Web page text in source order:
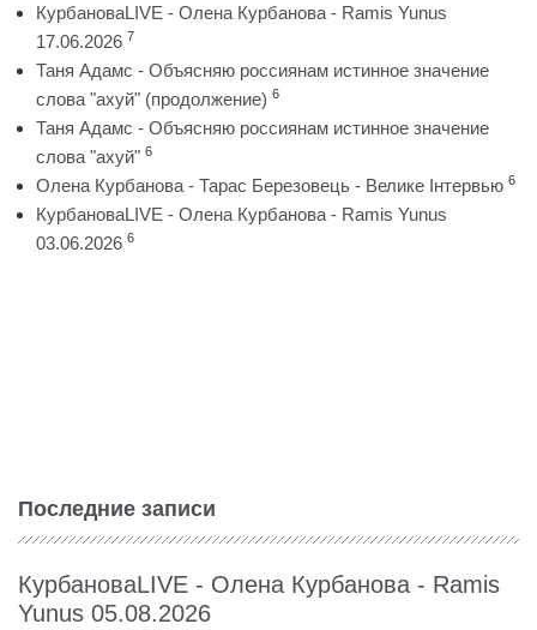
КурбановаLIVE - Олена Курбанова - Ramis Yunus
17.06.2026 7
Таня Адамс - Объясняю россиянам истинное значение
слова "ахуй" (продолжение) 6
Таня Адамс - Объясняю россиянам истинное значение
слова "ахуй" 6
Олена Курбанова - Тарас Березовець - Велике Інтервью 6
КурбановаLIVE - Олена Курбанова - Ramis Yunus
03.06.2026 6
Последние записи
КурбановаLIVE - Олена Курбанова - Ramis
Yunus 05.08.2026